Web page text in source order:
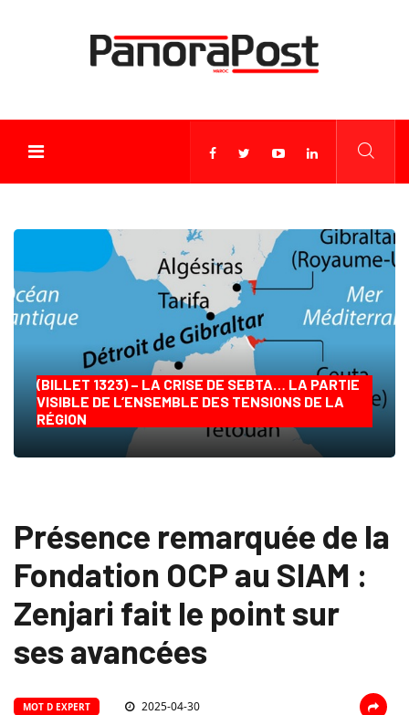
(BILLET 1323) – LA CRISE DE SEBTA… LA PARTIE
VISIBLE DE L’ENSEMBLE DES TENSIONS DE LA
RÉGION
Présence remarquée de la
Fondation OCP au SIAM :
Zenjari fait le point sur
ses avancées
MOT D EXPERT 2025-04-30